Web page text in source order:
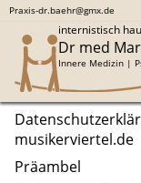
Praxis-dr.baehr@gmx.de
internistisch
Dr med
Innere Medizin |
musikerviertel.de
Präambel